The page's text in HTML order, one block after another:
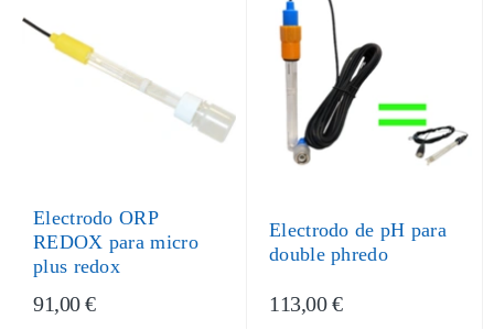
Electrodo ORP
REDOX para micro
plus redox
91,00 €
Electrodo de pH para
double phredo
113,00 €